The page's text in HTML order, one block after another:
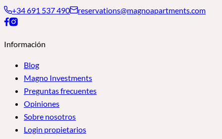
+34 691 537 490 reservations@magnoapartments.com
Información
Blog
Magno Investments
Preguntas frecuentes
Opiniones
Sobre nosotros
Login propietarios